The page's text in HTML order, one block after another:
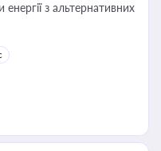
з альтернативних